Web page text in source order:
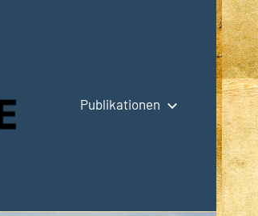
Publikationen